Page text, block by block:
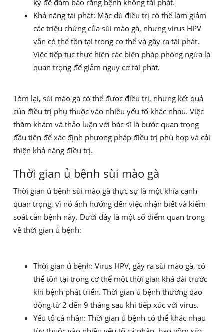
kỳ để đảm bảo rằng bệnh không tái phát.
Khả năng tái phát: Mặc dù điều trị có thể làm giảm
các triệu chứng của sùi mào gà, nhưng virus HPV
vẫn có thể tồn tại trong cơ thể và gây ra tái phát.
Việc tiếp tục thực hiện các biện pháp phòng ngừa là
quan trọng để giảm nguy cơ tái phát.
Tóm lại, sùi mào gà có thể được điều trị, nhưng kết quả
của điều trị phụ thuộc vào nhiều yếu tố khác nhau. Việc
thăm khám và thảo luận với bác sĩ là bước quan trọng
đầu tiên để xác định phương pháp điều trị phù hợp và cải
thiện khả năng điều trị.
Thời gian ủ bệnh sùi mào gà
Thời gian ủ bệnh sùi mào gà thực sự là một khía cạnh
quan trọng, vì nó ảnh hưởng đến việc nhận biết và kiểm
soát căn bệnh này. Dưới đây là một số điểm quan trọng
về thời gian ủ bệnh:
Thời gian ủ bệnh: Virus HPV, gây ra sùi mào gà, có
thể tồn tại trong cơ thể một thời gian khá dài trước
khi bệnh phát triển. Thời gian ủ bệnh thường dao
động từ 2 đến 9 tháng sau khi tiếp xúc với virus.
Yếu tố cá nhân: Thời gian ủ bệnh có thể khác nhau